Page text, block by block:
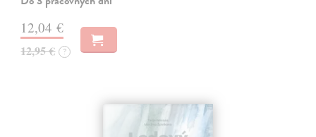
12,04 €
12,95 € ?